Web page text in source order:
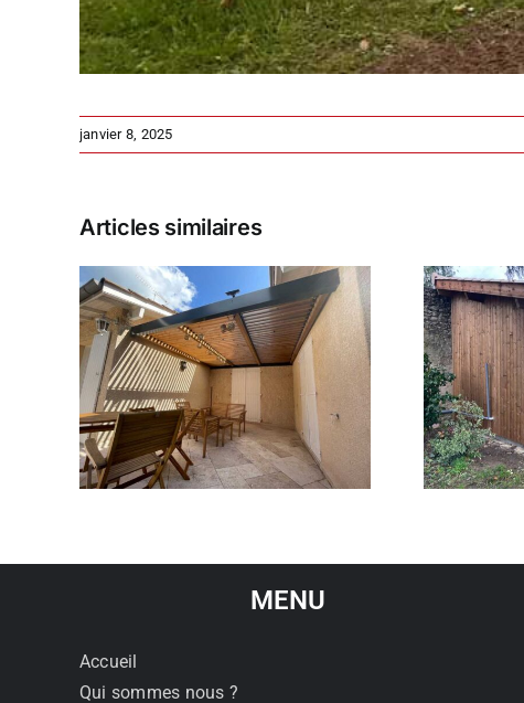
janvier 8, 2025
Articles similaires
Chalet habitable de 30 m²
MENU
Accueil
Qui sommes nous ?